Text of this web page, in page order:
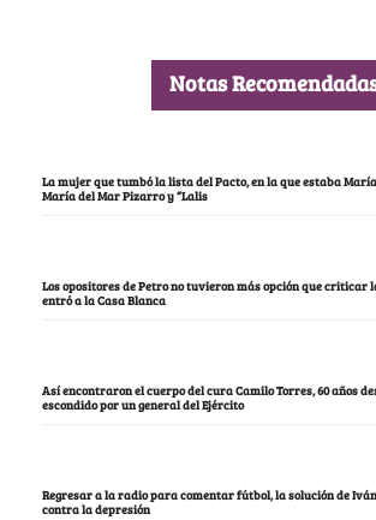
Notas
La mujer que tumbó la lista del Pacto, en la que estaba
María del Mar Pizarro y “Lalis
Los opositores de Petro no tuvieron más opción que criticar
entró a la Casa Blanca
Así encontraron el cuerpo del cura Camilo Torres, 60 años
escondido por un general del Ejército
Regresar a la radio para comentar fútbol, la solución de
contra la depresión